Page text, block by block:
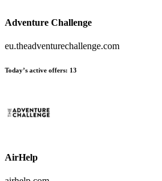
Adventure Challenge
eu.theadventurechallenge.com
Today’s active offers: 13
AirHelp